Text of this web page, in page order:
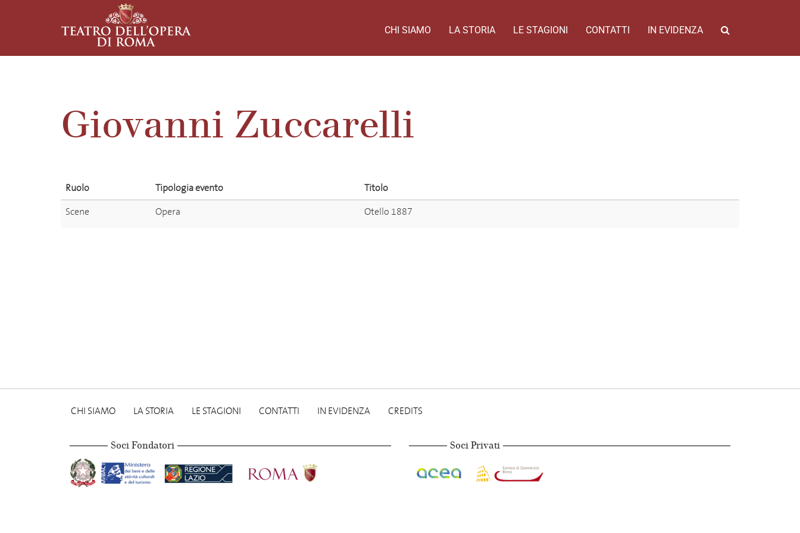
CHI SIAMO LA STORIA LE STAGIONI CONTATTI IN EVIDENZA
Giovanni Zuccarelli
Ruolo Tipologia evento
Titolo
Scene
Opera Otello 1887
CHI SIAMO LA STORIA LE STAGIONI CONTATTI IN EVIDENZA CREDITS
Soci Fondatori Soci Privati